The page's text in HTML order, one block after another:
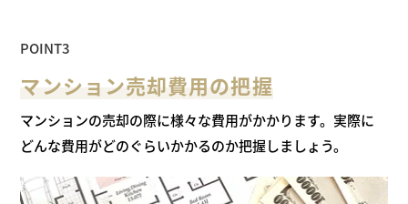
POINT3
マンション売却費用の把握
マンションの売却の際に様々な費用がかかります。 実際に
どんな費用がどのぐらいかかるのか把握しましょう。